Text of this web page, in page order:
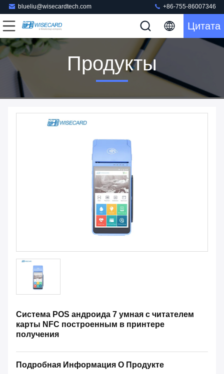
blueliu@wisecardtech.com +86-755-86007346
Цитата
Продукты
Система POS андроида 7 умная с читателем
карты NFC построенным в принтере
получения
Подробная Информация О Продукте